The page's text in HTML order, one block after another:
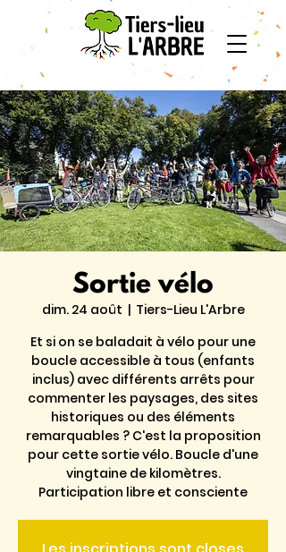
Sortie vélo
dim. 24 août
  |
Tiers-Lieu L'Arbre
Et si on se baladait à vélo pour une
boucle accessible à tous (enfants
inclus) avec différents arrêts pour
commenter les paysages, des sites
historiques ou des éléments
remarquables ? C'est la proposition
pour cette sortie vélo. Boucle d'une
vingtaine de kilomètres.
Participation libre et consciente